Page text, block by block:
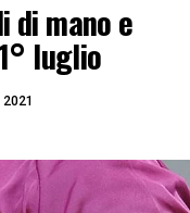
di mano e
luglio